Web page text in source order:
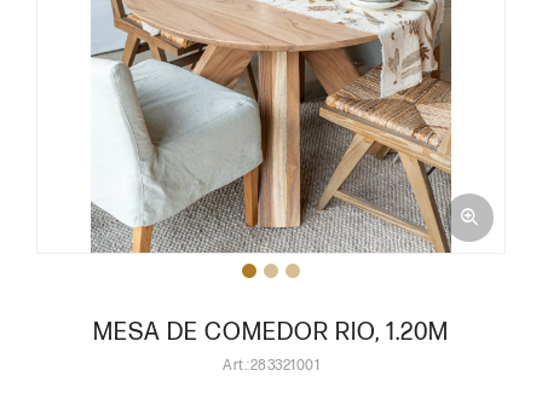
MESA DE COMEDOR RIO, 1.20M
283321001